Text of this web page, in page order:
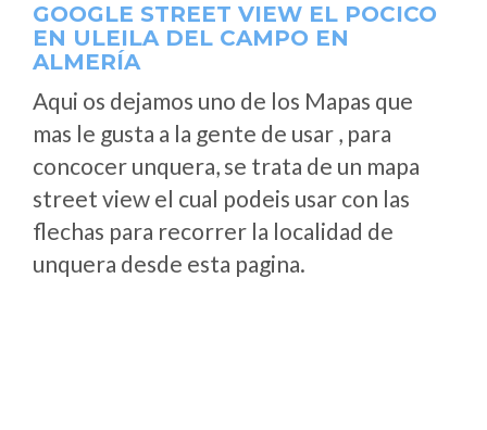
GOOGLE STREET VIEW EL POCICO
EN ULEILA DEL CAMPO EN
ALMERÍA
Aqui os dejamos uno de los Mapas que
mas le gusta a la gente de usar , para
concocer unquera, se trata de un mapa
street view el cual podeis usar con las
flechas para recorrer la localidad de
unquera desde esta pagina.